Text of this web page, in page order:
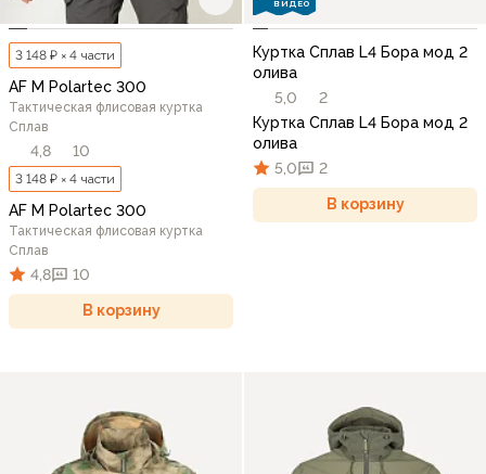
3 148 ₽ × 4 части
AF M Polartec 300
Тактическая флисовая куртка
Сплав
4,8 10
3 148 ₽ × 4 части
AF M Polartec 300
Тактическая флисовая куртка
Сплав
4,8 10
В корзину
ВИДЕО
Куртка Сплав L4 Бора мод 2
олива
5,0
2
Куртка Сплав L4 Бора мод 2
олива
5,0
2
В корзину